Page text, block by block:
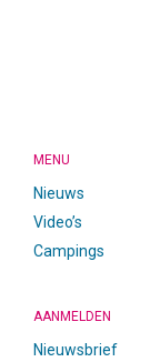
MENU
Nieuws
Video’s
Campings
AANMELDEN
Nieuwsbrief